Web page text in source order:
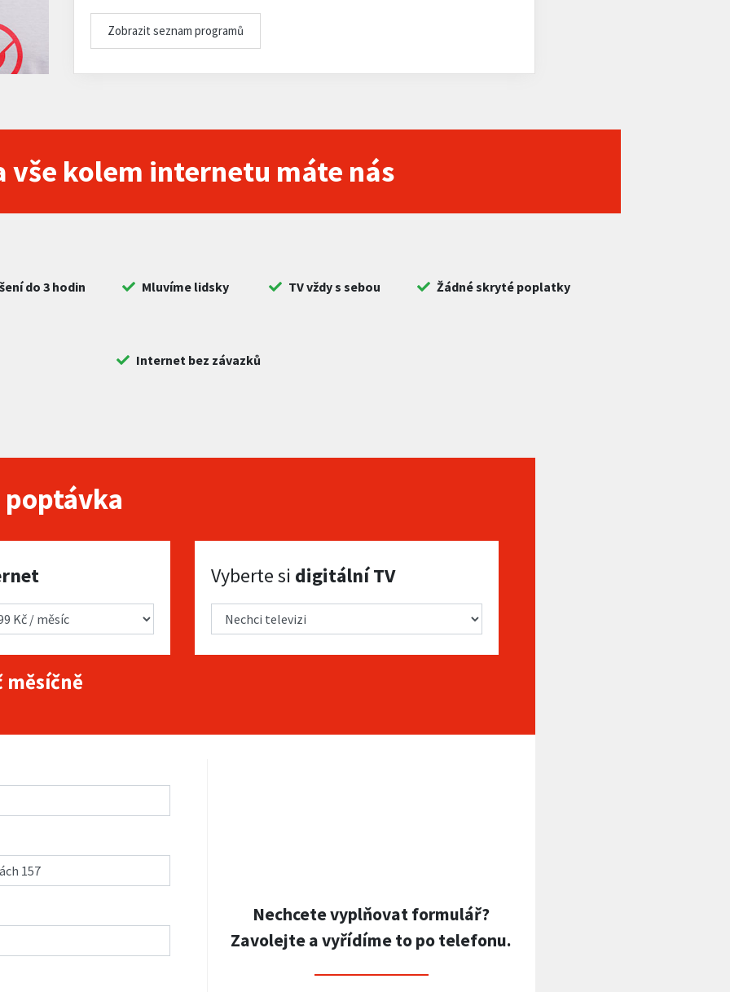
Zobrazit seznam programů
vše kolem internetu máte nás
do 3 hodin Mluvíme lidsky TV vždy s sebou Žádné skryté poplatky
Internet bez závazků
poptávka
Vyberte si digitální TV
Vyberte si digitální TV
měsíčně
Nechcete vyplňovat formulář?
Zavolejte a vyřídíme to po telefonu.